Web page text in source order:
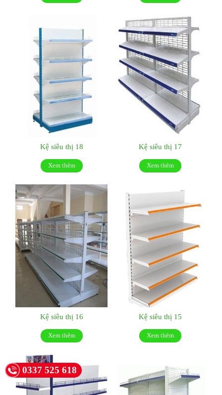
Kệ siêu thị 18
Xem thêm
Kệ siêu thị 17
Xem thêm
Kệ siêu thị 16
Xem thêm
Kệ siêu thị 15
Xem thêm
0337 525 618